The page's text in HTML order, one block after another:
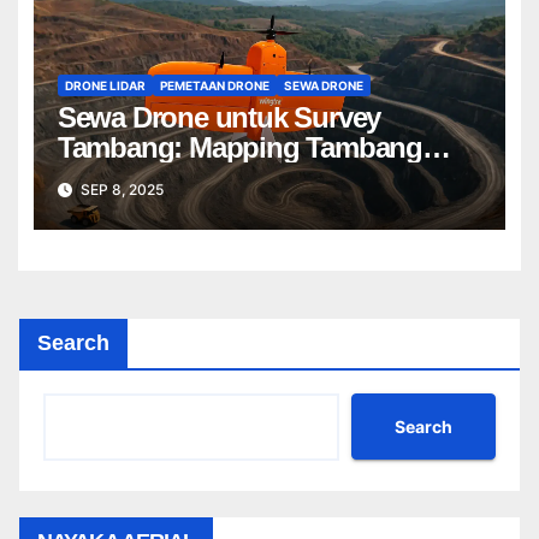
DRONE LIDAR PEMETAAN DRONE SEWA DRONE
Sewa Drone untuk Survey
Tambang: Mapping Tambang
Profesional Lebih Cepat & Akurat
SEP 8, 2025
Search
Search